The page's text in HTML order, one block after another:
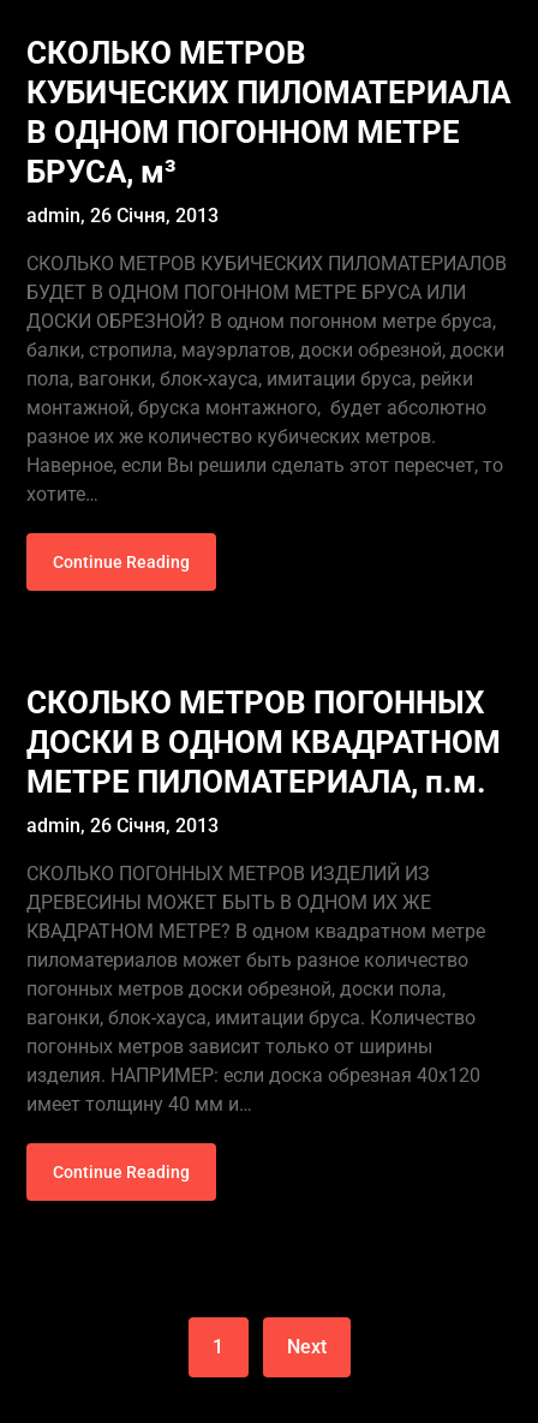
СКОЛЬКО МЕТРОВ
КУБИЧЕСКИХ ПИЛОМАТЕРИАЛА
В ОДНОМ ПОГОННОМ МЕТРЕ
БРУСА, м³
admin,26 Січня, 2013
СКОЛЬКО МЕТРОВ КУБИЧЕСКИХ ПИЛОМАТЕРИАЛОВ
БУДЕТ В ОДНОМ ПОГОННОМ МЕТРЕ БРУСА ИЛИ
ДОСКИ ОБРЕЗНОЙ? В одном погонном метре бруса,
балки, стропила, мауэрлатов, доски обрезной, доски
пола, вагонки, блок-хауса, имитации бруса, рейки
монтажной, бруска монтажного, будет абсолютно
разное их же количество кубических метров.
Наверное, если Вы решили сделать этот пересчет, то
хотите…
Continue Reading
СКОЛЬКО МЕТРОВ ПОГОННЫХ
ДОСКИ В ОДНОМ КВАДРАТНОМ
МЕТРЕ ПИЛОМАТЕРИАЛА, п.м.
admin,26 Січня, 2013
СКОЛЬКО ПОГОННЫХ МЕТРОВ ИЗДЕЛИЙ ИЗ
ДРЕВЕСИНЫ МОЖЕТ БЫТЬ В ОДНОМ ИХ ЖЕ
КВАДРАТНОМ МЕТРЕ? В одном квадратном метре
пиломатериалов может быть разное количество
погонных метров доски обрезной, доски пола,
вагонки, блок-хауса, имитации бруса. Количество
погонных метров зависит только от ширины
изделия. НАПРИМЕР: если доска обрезная 40х120
имеет толщину 40 мм и…
Continue Reading
1 Next